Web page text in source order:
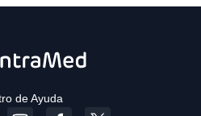
de Ayuda